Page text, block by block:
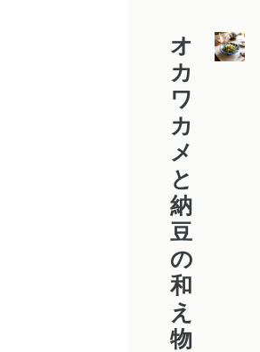
オ
カ
ワ
カ
メ
と
納
豆
の
和
え
物